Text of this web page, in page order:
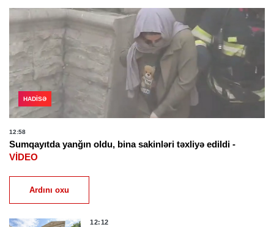
HADISƏ
12:58
Sumqayıtda yanğın oldu, bina sakinləri təxliyə edildi -
VİDEO
Ardını oxu
12:12